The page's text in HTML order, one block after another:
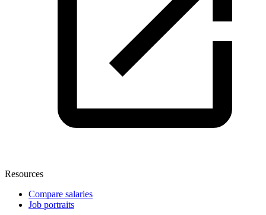
Resources
Compare salaries
Job portraits